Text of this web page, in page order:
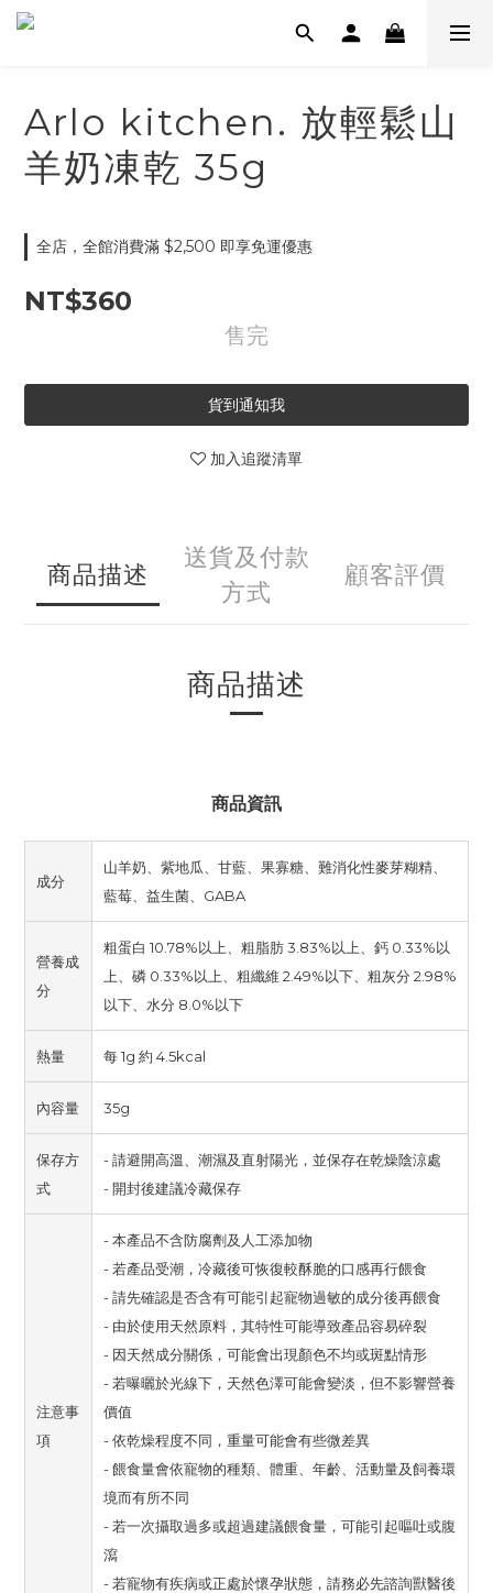
Arlo kitchen. 放輕鬆山
羊奶凍乾 35g
全店，全館消費滿 $2,500 即享免運優惠
NT$360
售完
貨到通知我
加入追蹤清單
商品描述
送貨及付款
方式
顧客評價
商品描述
商品資訊
成分
山羊奶、紫地瓜、甘藍、果寡糖、難消化性麥芽糊精、
藍莓、益生菌、GABA
營養成
分
粗蛋白 10.78%以上、粗脂肪 3.83%以上、鈣 0.33%以
上、磷 0.33%以上、粗纖維 2.49%以下、粗灰分 2.98%
以下、水分 8.0%以下
熱量 每 1g 約 4.5kcal
內容量 35g
保存方
式
- 請避開高溫、潮濕及直射陽光，並保存在乾燥陰涼處
- 開封後建議冷藏保存
注意事
項
- 本產品不含防腐劑及人工添加物
- 若產品受潮，冷藏後可恢復較酥脆的口感再行餵食
- 請先確認是否含有可能引起寵物過敏的成分後再餵食
- 由於使用天然原料，其特性可能導致產品容易碎裂
- 因天然成分關係，可能會出現顏色不均或斑點情形
- 若曝曬於光線下，天然色澤可能會變淡，但不影響營養
價值
- 依乾燥程度不同，重量可能會有些微差異
- 餵食量會依寵物的種類、體重、年齡、活動量及飼養環
境而有所不同
- 若一次攝取過多或超過建議餵食量，可能引起嘔吐或腹
瀉
- 若寵物有疾病或正處於懷孕狀態，請務必先諮詢獸醫後